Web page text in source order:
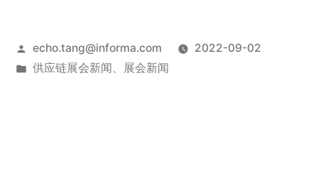
echo.tang@informa.com
2022-09-02
供应链展会新闻 、 展会新闻